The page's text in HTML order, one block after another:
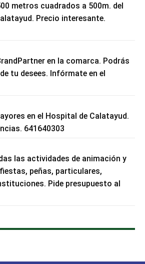
metros cuadrados a 500m. del
Precio interesante.
en la comarca. Podrás
tu desees. Infórmate en el
en el Hospital de Calatayud.
641640303
las actividades de animación y
peñas, particulares,
Pide presupuesto al